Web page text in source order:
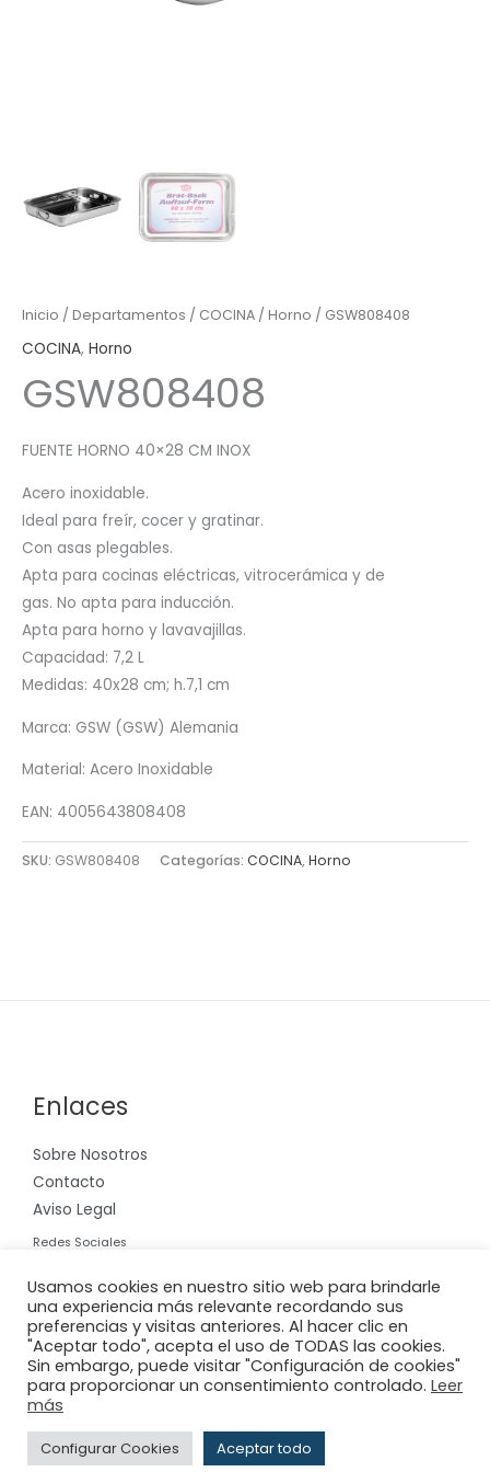
Inicio / Departamentos / COCINA / Horno / GSW808408
COCINA, Horno
GSW808408
FUENTE HORNO 40×28 CM INOX
Acero inoxidable.
Ideal para freír, cocer y gratinar.
Con asas plegables.
Apta para cocinas eléctricas, vitrocerámica y de
gas. No apta para inducción.
Apta para horno y lavavajillas.
Capacidad: 7,2 L
Medidas: 40x28 cm; h.7,1 cm
Marca: GSW (GSW) Alemania
Material: Acero Inoxidable
EAN: 4005643808408
SKU: GSW808408 Categorías: COCINA,Horno
Enlaces
Sobre Nosotros
Contacto
Aviso Legal
Redes Sociales
Copyright © 2026 Riera International, S.A.
Powered byAdderit S.L.
Usamos cookies en nuestro sitio web para brindarle
una experiencia más relevante recordando sus
preferencias y visitas anteriores. Al hacer clic en
"Aceptar todo", acepta el uso de TODAS las cookies.
Sin embargo, puede visitar "Configuración de cookies"
para proporcionar un consentimiento controlado. Leer
más
Configurar Cookies Aceptar todo